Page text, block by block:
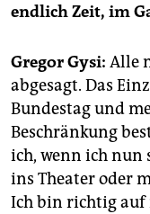
abo
genossenschaft
epaper login
endlich Zeit, im
Gregor Gysi: Alle
abgesagt. Das
Bundestag und
Beschränkung
ich, wenn ich nun
ins Theater oder
Ich bin richtig auf